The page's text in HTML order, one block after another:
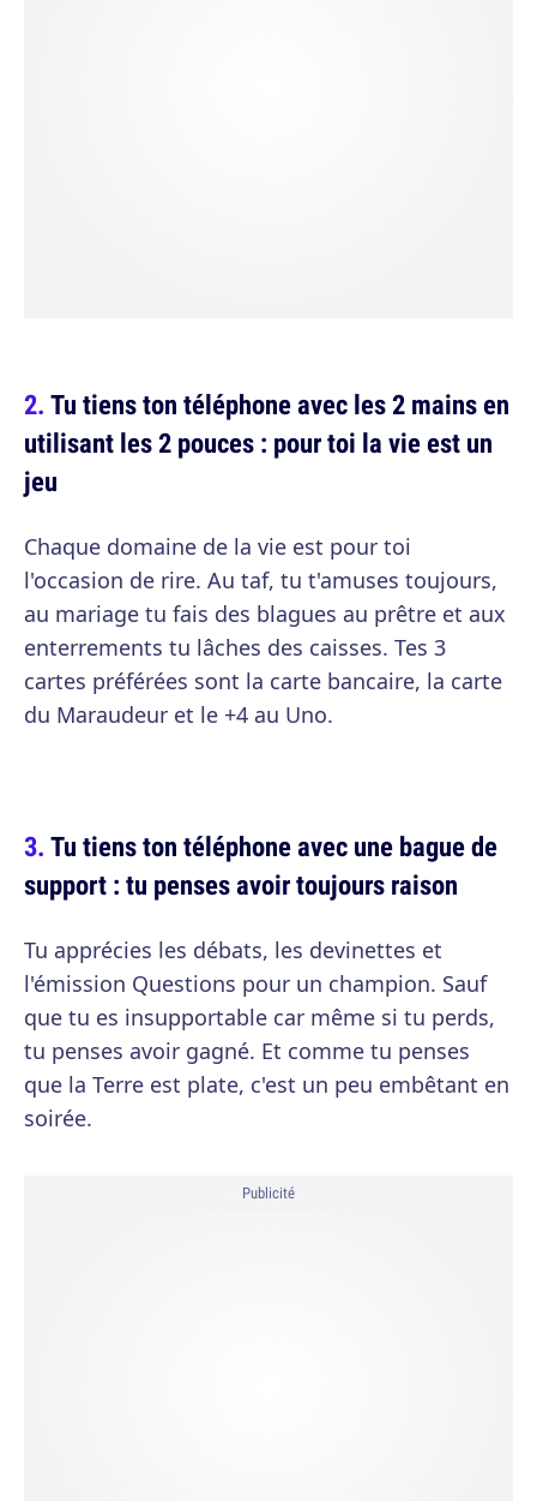
Tu tiens ton téléphone avec les 2 mains en
utilisant les 2 pouces : pour toi la vie est un
jeu
Chaque domaine de la vie est pour toi
l'occasion de rire. Au taf, tu t'amuses toujours,
au mariage tu fais des blagues au prêtre et aux
enterrements tu lâches des caisses. Tes 3
cartes préférées sont la carte bancaire, la carte
du Maraudeur et le +4 au Uno.
Tu tiens ton téléphone avec une bague de
support : tu penses avoir toujours raison
Tu apprécies les débats, les devinettes et
l'émission Questions pour un champion. Sauf
que tu es insupportable car même si tu perds,
tu penses avoir gagné. Et comme tu penses
que la Terre est plate, c'est un peu embêtant en
soirée.
Publicité